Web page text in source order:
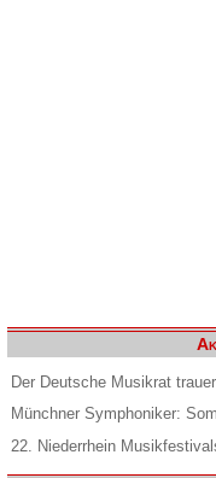
Der Deutsche Musikrat
Münchner Symphoniker:
22. Niederrhein